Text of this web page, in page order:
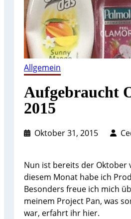
Allgemein
Aufgebraucht
2015
Oktober 31, 2015
Nun ist bereits der Oktober
diesem Monat habe ich
Besonders freue ich mich
meinem Project Pan, was
war, erfahrt ihr hier.